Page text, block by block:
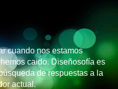
cuando nos estamos
caido. Diseñosofía es
de respuestas a la
actual.